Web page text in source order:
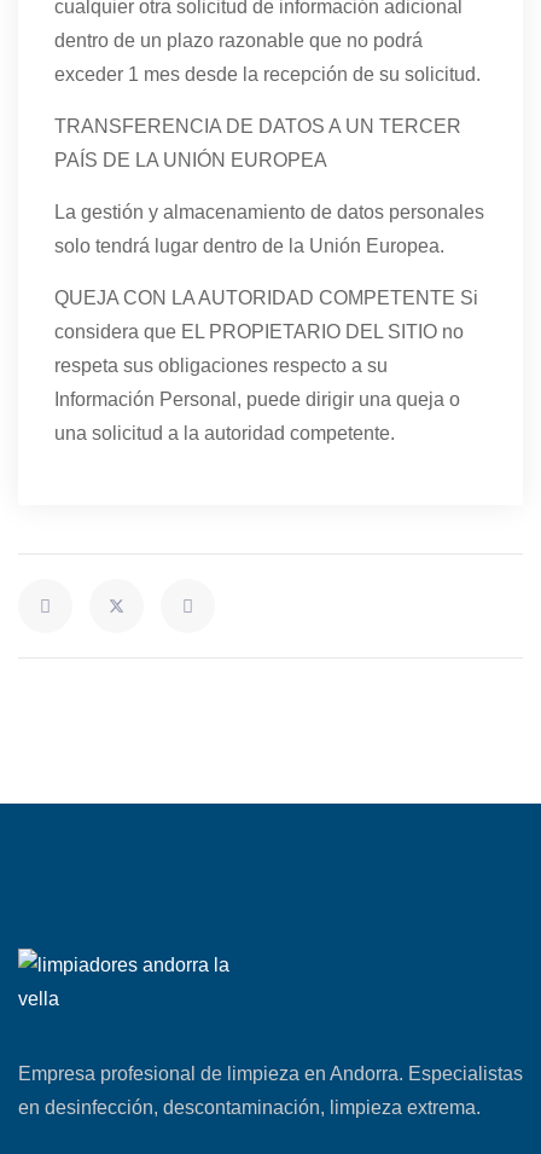
cualquier otra solicitud de información adicional
dentro de un plazo razonable que no podrá
exceder 1 mes desde la recepción de su solicitud.
TRANSFERENCIA DE DATOS A UN TERCER
PAÍS DE LA UNIÓN EUROPEA
La gestión y almacenamiento de datos personales
solo tendrá lugar dentro de la Unión Europea.
QUEJA CON LA AUTORIDAD COMPETENTE Si
considera que EL PROPIETARIO DEL SITIO no
respeta sus obligaciones respecto a su
Información Personal, puede dirigir una queja o
una solicitud a la autoridad competente.
Empresa profesional de limpieza en Andorra. Especialistas
en desinfección, descontaminación, limpieza extrema.